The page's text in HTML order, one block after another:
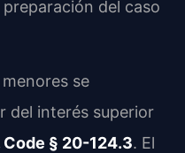
del caso
se
del interés superior
Code § 20-124.3. El